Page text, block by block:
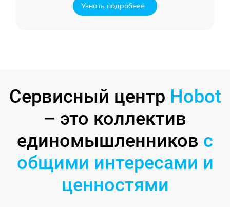
Узнать подробнее
Сервисный центр Hobot
– это коллектив
единомышленников с
общими интересами и
ценностями